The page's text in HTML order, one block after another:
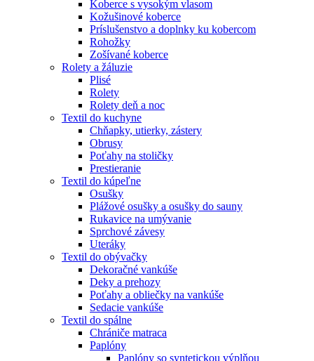
Koberce s vysokým vlasom
Kožušinové koberce
Príslušenstvo a doplnky ku kobercom
Rohožky
Zošívané koberce
Rolety a žáluzie
Plisé
Rolety
Rolety deň a noc
Textil do kuchyne
Chňapky, utierky, zástery
Obrusy
Poťahy na stoličky
Prestieranie
Textil do kúpeľne
Osušky
Plážové osušky a osušky do sauny
Rukavice na umývanie
Sprchové závesy
Uteráky
Textil do obývačky
Dekoračné vankúše
Deky a prehozy
Poťahy a obliečky na vankúše
Sedacie vankúše
Textil do spálne
Chrániče matraca
Paplóny
Paplóny so syntetickou výplňou